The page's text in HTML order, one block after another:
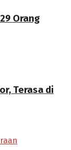
Orang
Terasa di